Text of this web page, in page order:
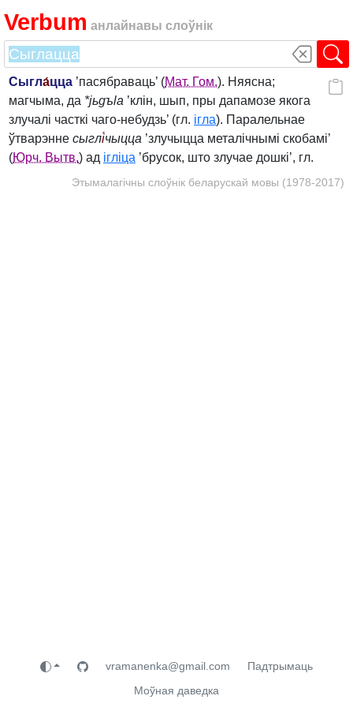
Verbum анлайнавы слоўнік
Сыгла́цца ’пасябраваць’ (Мат. Гом.). Няясна;
магчыма, да *jьgъla ’клін, шып, пры дапамозе якога
злучалі часткі чаго-небудзь’ (гл. ігла). Паралельнае
ўтварэнне сыглі́чыцца ’злучыцца металічнымі скобамі’
(Юрч. Вытв.) ад ігліца ’брусок, што злучае дошкі’, гл.
Этымалагічны слоўнік беларускай мовы (1978-2017)
vramanenka@gmail.com
Падтрымаць
Моўная даведка